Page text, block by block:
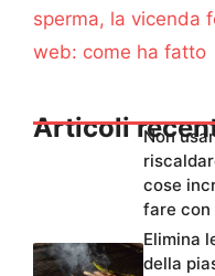
sperma, la vicenda
web: come ha fatto
Articoli
Non
cose
fare con
Elimina
della